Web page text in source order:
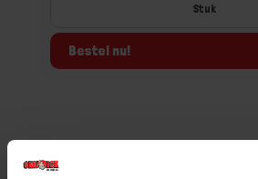
Stuk
Bestel nu!